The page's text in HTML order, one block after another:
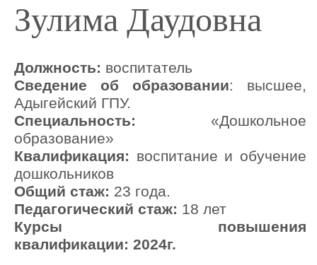
Зулима Даудовна
Должность: воспитатель
Сведение об образовании: высшее,
Адыгейский ГПУ.
Специальность: «Дошкольное
образование»
Квалификация: воспитание и обучение
дошкольников
Общий стаж: 23 года.
Педагогический стаж: 18 лет
Курсы повышения
квалификации: 2024г.